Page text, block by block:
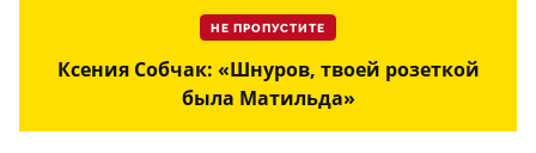
НЕ ПРОПУСТИТЕ
Ксения Собчак: «Шнуров, твоей розеткой
была Матильда»